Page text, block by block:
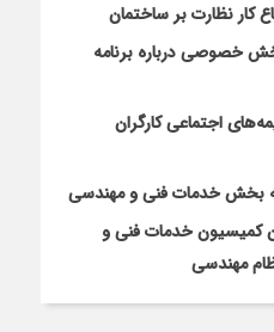
کار نظارت بر ساختمان
خصوصی درباره برنامه
اجتماعی کارگران
بخش خدمات فنی و مهندسی
کمیسیون خدمات فنی و
مهندسی